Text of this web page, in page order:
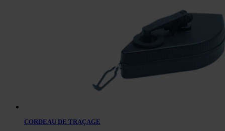
CORDEAU DE TRAÇAGE